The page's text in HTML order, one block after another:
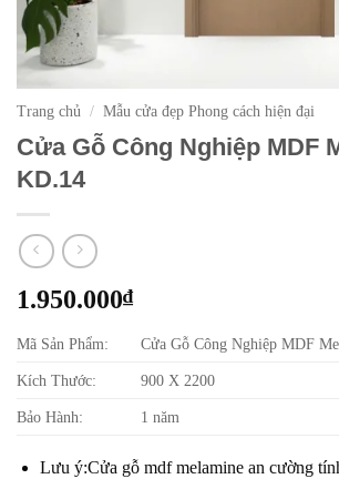
Trang chủ / Mẫu cửa đẹp Phong cách hiện đại
Cửa Gỗ Công Nghiệp MDF
KD.14
1.950.000₫
Mã Sản Phẩm: Cửa Gỗ Công Nghiệp MDF
Kích Thước: 900 X 2200
Bảo Hành: 1 năm
Lưu ý:Cửa gỗ mdf melamine an cường